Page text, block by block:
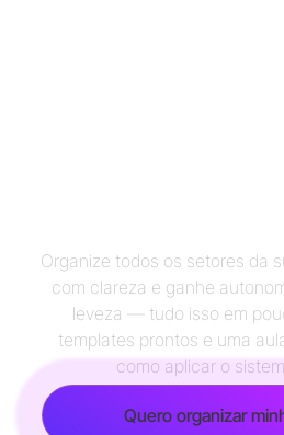
Organize todos os setores da
com clareza e ganhe
leveza — tudo isso em
templates prontos e uma
como aplicar o
Quero organizar